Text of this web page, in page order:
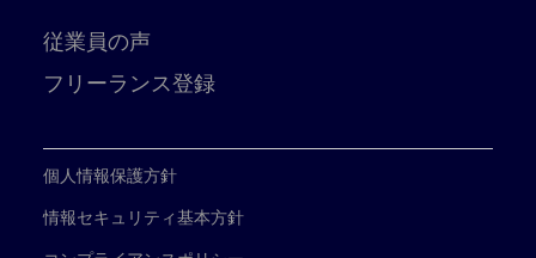
従業員の声
フリーランス登録
個人情報保護方針
情報セキュリティ基本方針